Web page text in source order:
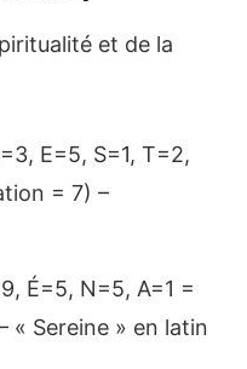
et de la
E=5, S=1, T=2,
= 7) –
É=5, N=5, A=1 =
« Sereine » en latin